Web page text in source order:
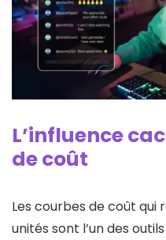
L’influence
de coût
Les courbes de coût qui
unités sont l’un des